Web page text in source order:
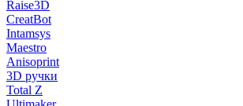
Raise3D
CreatBot
Intamsys
Maestro
Anisoprint
3D ручки
Total Z